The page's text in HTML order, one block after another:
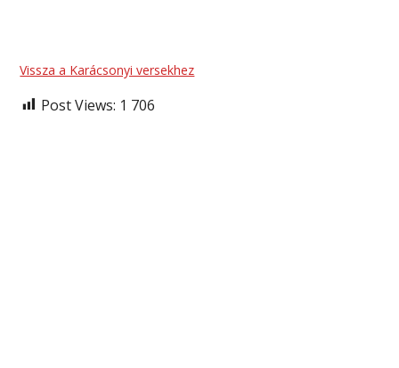
Vissza a Karácsonyi versekhez
Post Views: 1 706